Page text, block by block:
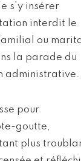
s’y insérer
interdit le
ou
la parade du
pour
goutte,
plus